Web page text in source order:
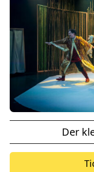
Der